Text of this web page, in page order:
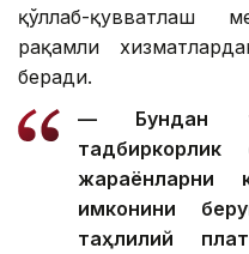
қўллаб-қувватлаш
рақамли
беради.
— Бундан
тадбиркорлик
жараёнларни
имконини
таҳлилий